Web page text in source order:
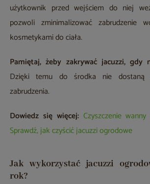
użytkownik przed wejściem do niej
pozwoli zminimalizować zabrudzenie
kosmetykami do ciała.
Pamiętaj, żeby zakrywać jacuzzi, gdy
Dzięki temu do środka nie
zabrudzenia.
Dowiedz się więcej: Czyszczenie
Sprawdź, jak czyścić jacuzzi ogrodowe
Jak wykorzystać jacuzzi
rok?